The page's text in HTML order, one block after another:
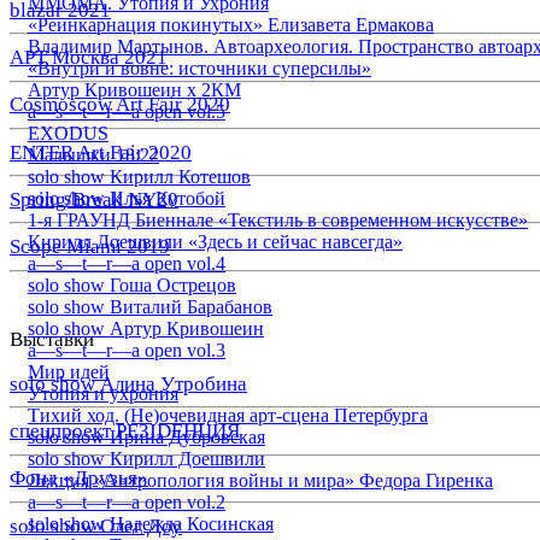
blazar 2021
АРТ Москва 2021
Cosmoscow Art Fair 2020
ENTER Art Fair 2020
Spring/Break NY20
Scope Miami 2019
Выставки
solo show Алина Утробина
спецпроект РЕЗIDЕНЦИЯ
Фонд «Друзья»
solo show Олег Доу
«Реинкарнация покинутых» Елизавета Ермакова
Владимир Мартынов. Автоархеология. Пространство
«Внутри и вовне: источники суперсилы»
Артур Кривошеин х 2КМ
a—s—t—r—a open vol.5
EXODUS
Малышки 18:22
solo show Кирилл Котешов
solo show Илья Кутобой
1-я ГРАУНД Биеннале «Текстиль в современном искусстве»
Кирилл Доешвили «Здесь и сейчас навсегда»
a—s—t—r—a open vol.4
solo show Гоша Острецов
solo show Виталий Барабанов
solo show Артур Кривошеин
a—s—t—r—a open vol.3
Мир идей
Утопия и ухрония
Тихий ход. (Не)очевидная арт-сцена Петербурга
solo show Ирина Дубровская
solo show Кирилл Доешвили
Лекция «Антропология войны и мира» Федора Гиренка
a—s—t—r—a open vol.2
solo show Надежда Косинская